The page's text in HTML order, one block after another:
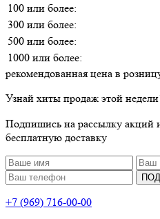
100 или более:
300 или более:
500 или более:
1000 или более:
рекомендованная цена в
Узнай хиты продаж этой
Подпишись на рассылку акций
бесплатную доставку
+7 (969) 716-00-00